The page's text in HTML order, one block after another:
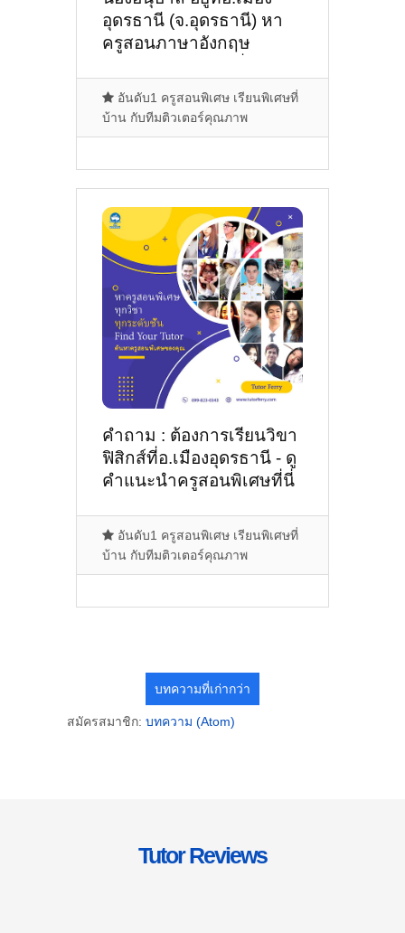
อุดรธานี (จ.อุดรธานี) หา
ครูสอนภาษาอังกฤษ
อันดับ1 ครูสอนพิเศษ เรียนพิเศษที่
บ้าน กับทีมติวเตอร์คุณภาพ
คำถาม : ต้องการเรียนวิขา
ฟิสิกส์ที่อ.เมืองอุดรธานี - ดู
คำแนะนำครูสอนพิเศษที่นี่
อันดับ1 ครูสอนพิเศษ เรียนพิเศษที่
บ้าน กับทีมติวเตอร์คุณภาพ
บทความที่เก่ากว่า
สมัครสมาชิก: บทความ (Atom)
Tutor Reviews